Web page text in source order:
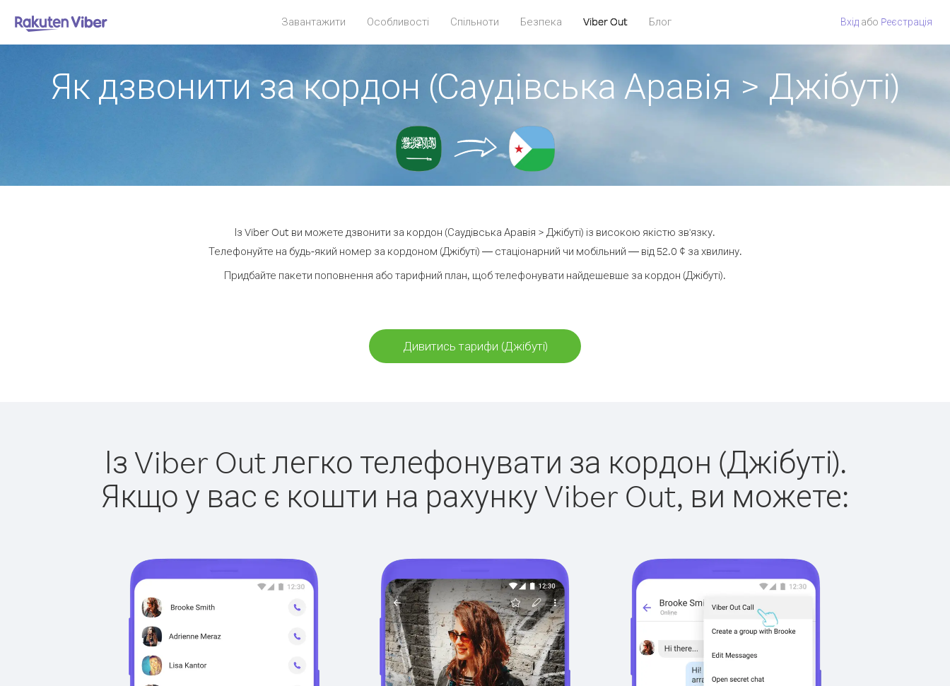
Завантажити Особливості Спільноти Безпека Viber Out Блог Вхід або Pеєстрація
Як дзвонити за кордон (Саудівська Аравія > Джібуті)
Із Viber Out ви можете дзвонити за кордон (Саудівська Аравія > Джібуті) із високою якістю зв'язку.
Телефонуйте на будь-який номер за кордоном (Джібуті) — стаціонарний чи мобільний — від 52.0 ¢ за хвилину.
Придбайте пакети поповнення або тарифний план, щоб телефонувати найдешевше за кордон (Джібуті).
Дивитись тарифи (Джібуті)
Із Viber Out легко телефонувати за кордон (Джібуті).
Якщо у вас є кошти на рахунку Viber Out, ви можете: